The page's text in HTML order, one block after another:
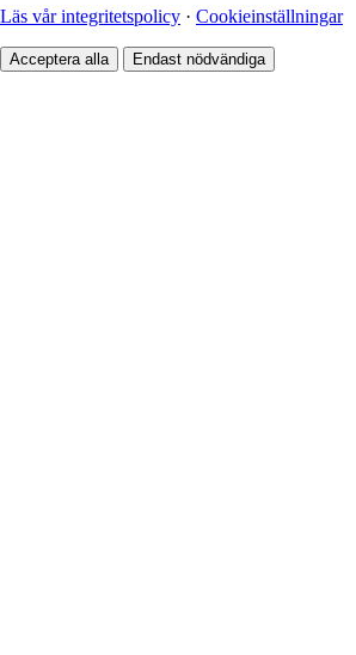
Läs vår integritetspolicy · Cookieinställningar
Acceptera alla Endast nödvändiga